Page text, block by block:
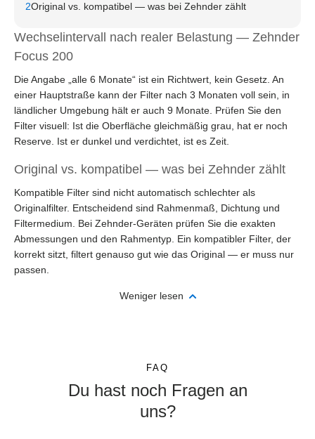
2Original vs. kompatibel — was bei Zehnder zählt
Wechselintervall nach realer Belastung — Zehnder
Focus 200
Die Angabe „alle 6 Monate“ ist ein Richtwert, kein Gesetz. An
einer Hauptstraße kann der Filter nach 3 Monaten voll sein, in
ländlicher Umgebung hält er auch 9 Monate. Prüfen Sie den
Filter visuell: Ist die Oberfläche gleichmäßig grau, hat er noch
Reserve. Ist er dunkel und verdichtet, ist es Zeit.
Original vs. kompatibel — was bei Zehnder zählt
Kompatible Filter sind nicht automatisch schlechter als
Originalfilter. Entscheidend sind Rahmenmaß, Dichtung und
Filtermedium. Bei Zehnder-Geräten prüfen Sie die exakten
Abmessungen und den Rahmentyp. Ein kompatibler Filter, der
korrekt sitzt, filtert genauso gut wie das Original — er muss nur
passen.
Weniger lesen
FAQ
Du hast noch Fragen an
uns?